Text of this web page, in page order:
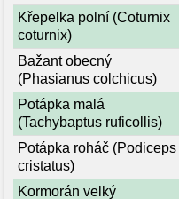
Křepelka polní (Coturnix
coturnix)
Bažant obecný
(Phasianus colchicus)
Potápka malá
(Tachybaptus ruficollis)
Potápka roháč (Podiceps
cristatus)
Kormorán velký